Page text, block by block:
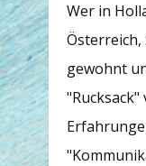
Wer in
Österreich,
gewohnt